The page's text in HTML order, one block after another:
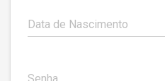
Data de Nascimento